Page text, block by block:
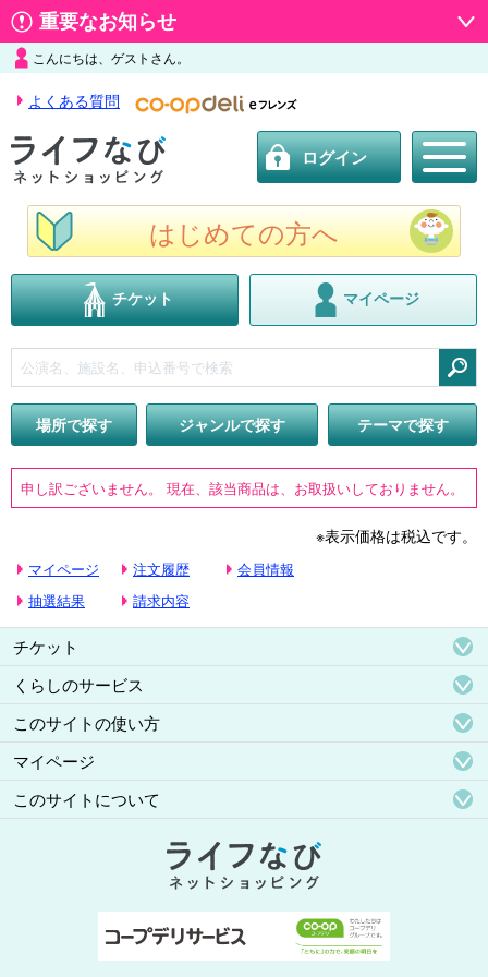
重要なお知らせ
こんにちは、ゲストさん。
よくある質問
ログイン
はじめての方へ
チケット マイページ
場所で探す
ジャンルで探す テーマで探す
申し訳ございません。 現在、該当商品は、お取扱いしておりません。
※表示価格は税込です。
マイページ 注文履歴
会員情報
抽選結果
請求内容
チケット
くらしのサービス
このサイトの使い方
マイページ
このサイトについて